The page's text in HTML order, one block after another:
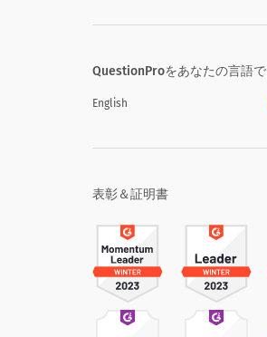
QuestionProをあなたの言語で
English
表彰＆証明書